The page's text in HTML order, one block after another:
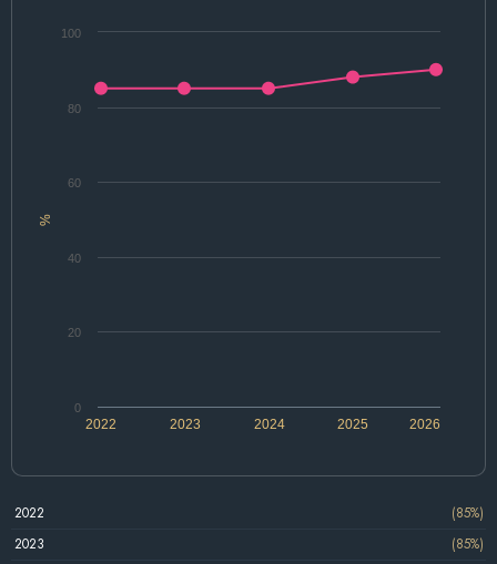
%
2022 2024 2026
2023 2025
0
20
40
60
80
100
2022
(85%)
2023
(85%)